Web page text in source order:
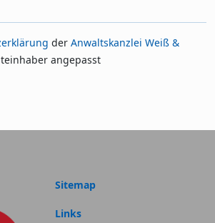
der Anwaltskanzlei Weiß &
angepasst
Sitemap
Links